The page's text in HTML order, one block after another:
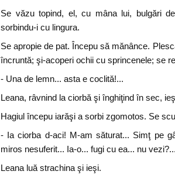
Se văzu topind, el, cu mâna lui, bulgări
sorbindu-i cu lingura.
Se apropie de pat. Începu să mănânce.
încruntă; şi-acoperi ochii cu sprincenele; se
- Una de lemn... asta e coclită!...
Leana, râvnind la ciorbă şi înghiţind în sec,
Hagiul începu iarăşi a sorbi zgomotos. Se
- Ia ciorba d-aci! M-am săturat... Simţ pe
miros nesuferit... Ia-o... fugi cu ea... nu
Leana luă strachina şi ieşi.